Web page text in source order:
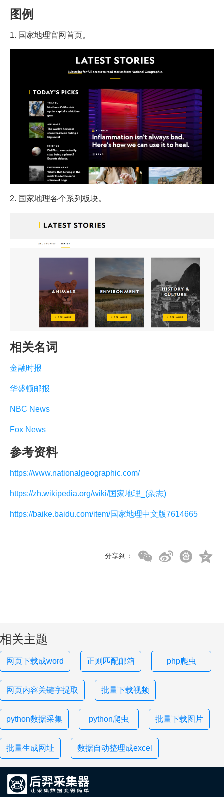
图例
1. 国家地理官网首页。
2. 国家地理各个系列板块。
相关名词
金融时报
华盛顿邮报
NBC News
Fox News
参考资料
https://www.nationalgeographic.com/
https://zh.wikipedia.org/wiki/国家地理_(杂志)
https://baike.baidu.com/item/国家地理中文版7614665
分享到：
相关主题
网页下载成word 正则匹配邮箱 php爬虫
网页内容关键字提取 批量下载视频
python数据采集 python爬虫 批量下载图片
批量生成网址 数据自动整理成excel